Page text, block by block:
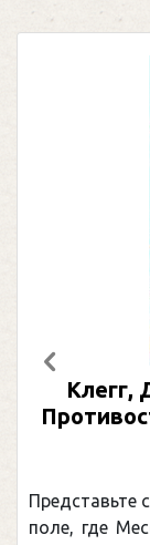
Клегг,
Представьте
поле, где